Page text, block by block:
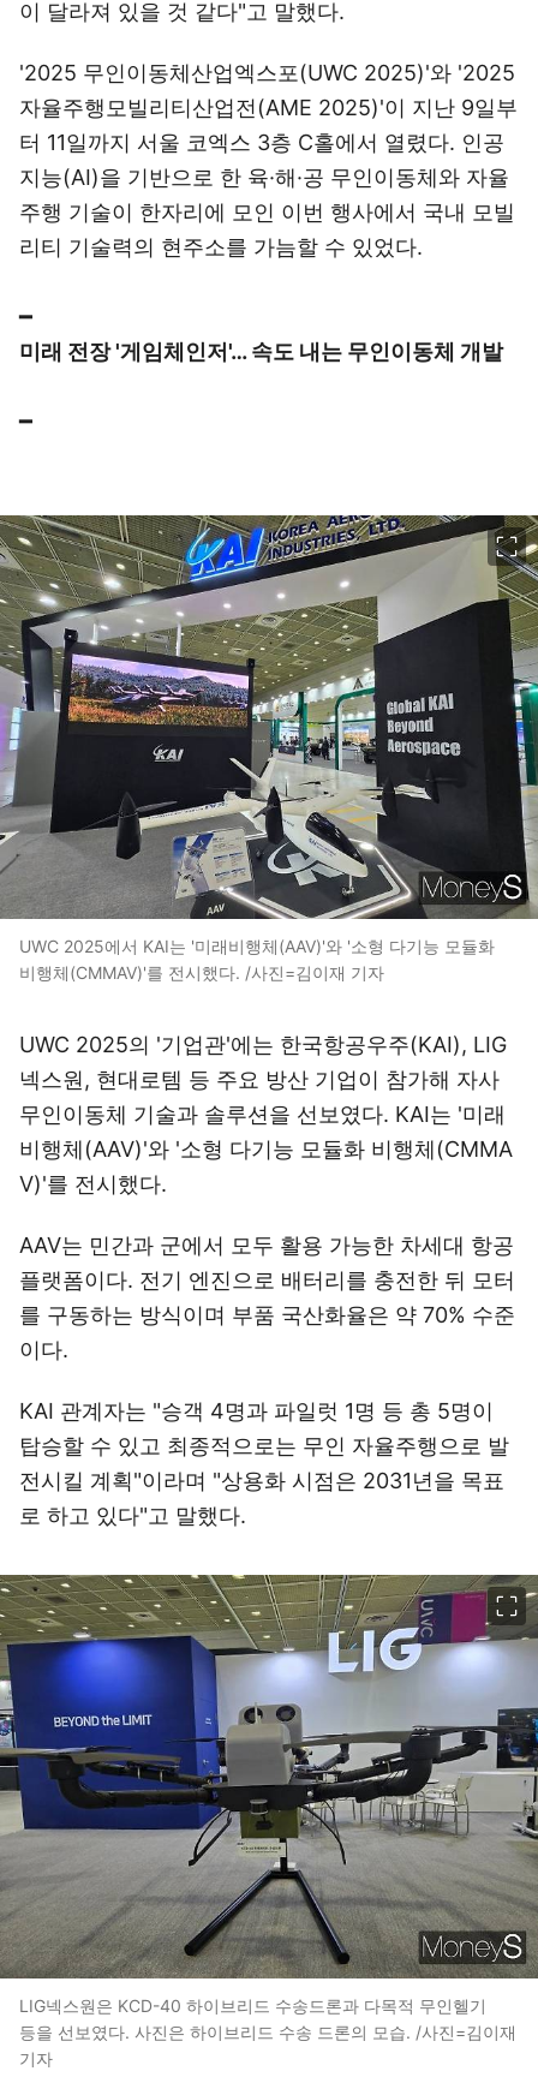
이 달라져 있을 것 같다"고 말했다.
'2025 무인이동체산업엑스포(UWC 2025)'와 '2025
자율주행모빌리티산업전(AME 2025)'이 지난 9일부
터 11일까지 서울 코엑스 3층 C홀에서 열렸다. 인공
지능(AI)을 기반으로 한 육·해·공 무인이동체와 자율
주행 기술이 한자리에 모인 이번 행사에서 국내 모빌
리티 기술력의 현주소를 가늠할 수 있었다.
━
미래 전장 '게임체인저'… 속도 내는 무인이동체 개발
━
UWC 2025에서 KAI는 '미래비행체(AAV)'와 '소형 다기능 모듈화
비행체(CMMAV)'를 전시했다. /사진=김이재 기자
UWC 2025의 '기업관'에는 한국항공우주(KAI), LIG
넥스원, 현대로템 등 주요 방산 기업이 참가해 자사
무인이동체 기술과 솔루션을 선보였다. KAI는 '미래
비행체(AAV)'와 '소형 다기능 모듈화 비행체(CMMA
V)'를 전시했다.
AAV는 민간과 군에서 모두 활용 가능한 차세대 항공
플랫폼이다. 전기 엔진으로 배터리를 충전한 뒤 모터
를 구동하는 방식이며 부품 국산화율은 약 70% 수준
이다.
KAI 관계자는 "승객 4명과 파일럿 1명 등 총 5명이
탑승할 수 있고 최종적으로는 무인 자율주행으로 발
전시킬 계획"이라며 "상용화 시점은 2031년을 목표
로 하고 있다"고 말했다.
LIG넥스원은 KCD-40 하이브리드 수송드론과 다목적 무인헬기
등을 선보였다. 사진은 하이브리드 수송 드론의 모습. /사진=김이재
기자